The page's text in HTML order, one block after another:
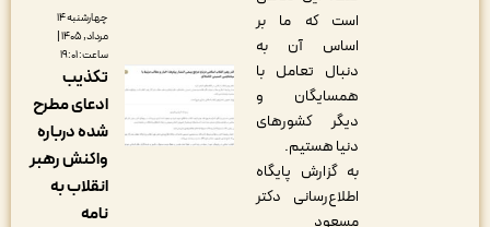
است که ما بر
اساس آن به
دنبال تعامل با
همسایگان و
دیگر کشورهای
دنیا هستیم.
به گزارش پایگاه
اطلاع‌رسانی دکتر
چهارشنبه ۱۴
مرداد, ۱۴۰۵ |
تکذیب
ادعای مطرح
شده درباره
واکنش رهبر
انقلاب به